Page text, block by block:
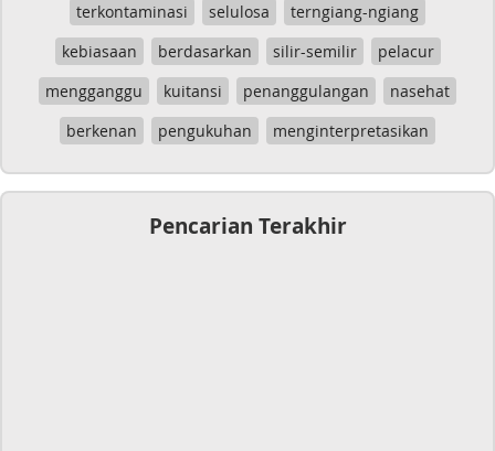
terkontaminasi
selulosa
terngiang-ngiang
kebiasaan
berdasarkan silir-semilir
pelacur
mengganggu
kuitansi penanggulangan
nasehat
berkenan
pengukuhan menginterpretasikan
Pencarian Terakhir